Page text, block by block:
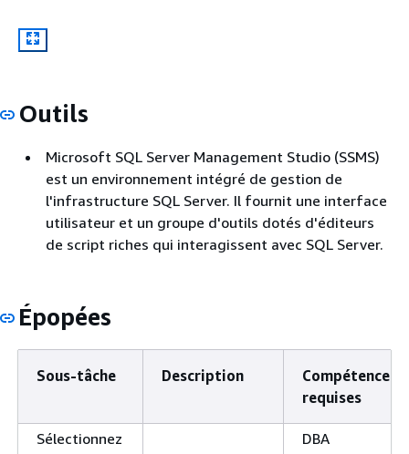
Outils
Microsoft SQL Server Management Studio (SSMS)
est un environnement intégré de gestion de
l'infrastructure SQL Server. Il fournit une interface
utilisateur et un groupe d'outils dotés d'éditeurs
de script riches qui interagissent avec SQL Server.
Épopées
Sous-tâche Description
Compétences
requises
Sélectionnez
DBA